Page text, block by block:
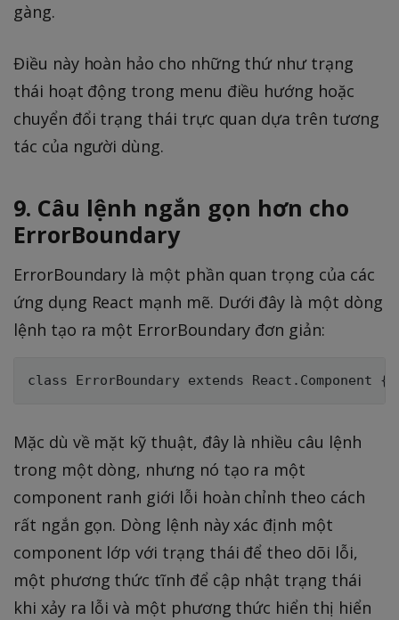
gàng.
Điều này hoàn hảo cho những thứ như trạng
thái hoạt động trong menu điều hướng hoặc
chuyển đổi trạng thái trực quan dựa trên tương
tác của người dùng.
9. Câu lệnh ngắn gọn hơn cho
ErrorBoundary
ErrorBoundary là một phần quan trọng của các
ứng dụng React mạnh mẽ. Dưới đây là một dòng
lệnh tạo ra một ErrorBoundary đơn giản:
Mặc dù về mặt kỹ thuật, đây là nhiều câu lệnh
trong một dòng, nhưng nó tạo ra một
component ranh giới lỗi hoàn chỉnh theo cách
rất ngắn gọn. Dòng lệnh này xác định một
component lớp với trạng thái để theo dõi lỗi,
một phương thức tĩnh để cập nhật trạng thái
khi xảy ra lỗi và một phương thức hiển thị hiển